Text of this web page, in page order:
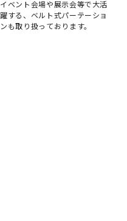
イベント会場や展示会等で大活
躍する、ベルト式パーテーショ
ンも取り扱っております。